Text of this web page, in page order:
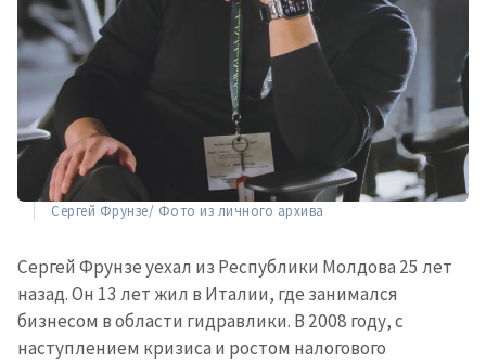
Сергей Фрунзе/ Фото из личного архива
Сергей Фрунзе уехал из Республики Молдова 25 лет
назад. Он 13 лет жил в Италии, где занимался
бизнесом в области гидравлики. В 2008 году, с
наступлением кризиса и ростом налогового